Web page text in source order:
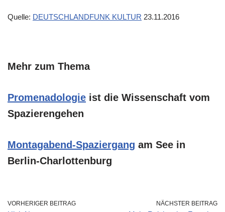
Quelle: DEUTSCHLANDFUNK KULTUR 23.11.2016
Mehr zum Thema
Promenadologie ist die Wissenschaft vom
Spazierengehen
Montagabend-Spaziergang am See in
Berlin-Charlottenburg
VORHERIGER BEITRAG NÄCHSTER BEITRAG